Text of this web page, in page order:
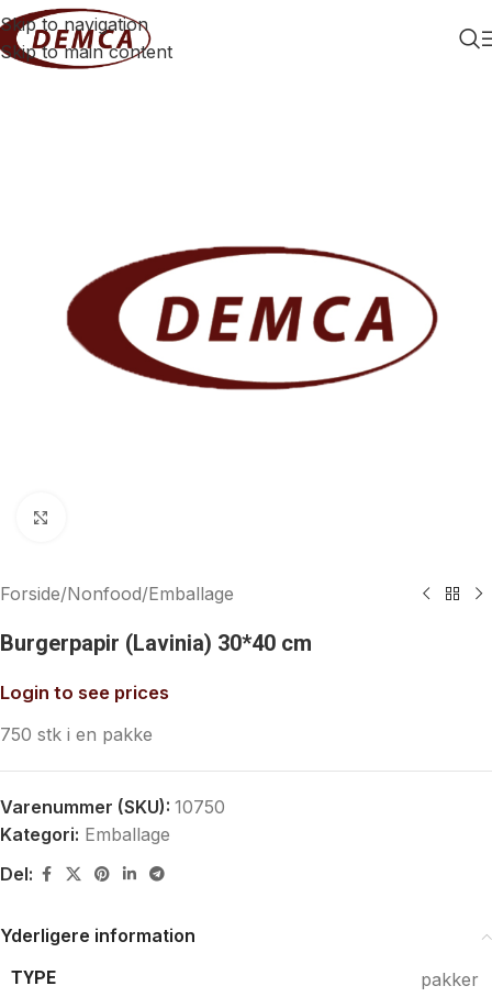
Skip to navigation
Skip to main content
Forside/Nonfood/Emballage
Burgerpapir (Lavinia) 30*40 cm
Login to see prices
750 stk i en pakke
Varenummer (SKU): 10750
Kategori: Emballage
Del:
Yderligere information
TYPE pakker